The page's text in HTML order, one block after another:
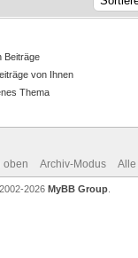
Beiträge
von Ihnen
Thema
oben Archiv-Modus Alle
2002-2026 MyBB Group